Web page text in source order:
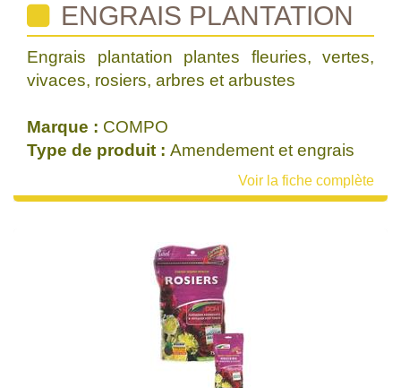
ENGRAIS PLANTATION
Engrais plantation plantes fleuries, vertes,
vivaces, rosiers, arbres et arbustes
Marque : COMPO
Type de produit : Amendement et engrais
Voir la fiche complète